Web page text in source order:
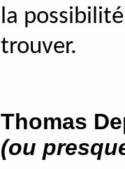
la
trouver.
Thomas
(ou